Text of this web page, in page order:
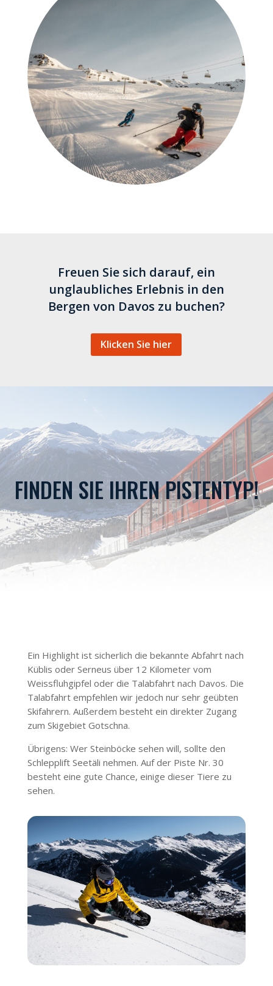
Freuen Sie sich darauf, ein
unglaubliches Erlebnis in den
Bergen von Davos zu buchen?
Klicken Sie hier
FINDEN SIE IHREN PISTENTYP!
Ein Highlight ist sicherlich die bekannte Abfahrt nach
Küblis oder Serneus über 12 Kilometer vom
Weissfluhgipfel oder die Talabfahrt nach Davos. Die
Talabfahrt empfehlen wir jedoch nur sehr geübten
Skifahrern. Außerdem besteht ein direkter Zugang
zum Skigebiet Gotschna.
Übrigens: Wer Steinböcke sehen will, sollte den
Schlepplift Seetäli nehmen. Auf der Piste Nr. 30
besteht eine gute Chance, einige dieser Tiere zu
sehen.